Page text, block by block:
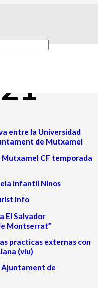
entre la Universidad
de Mutxamel
CF temporada
infantil Ninos
info
El Salvador
Montserrat”
practicas externas con
(viu)
Ajuntament de